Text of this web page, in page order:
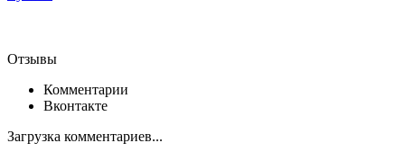
Отзывы
Комментарии
Вконтакте
Загрузка комментариев...